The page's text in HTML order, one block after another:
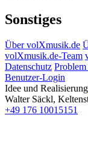
Sonstiges
Über volXmusik.de
volXmusik.de-Team
Datenschutz Problem
Benutzer-Login
Idee und
Walter Säckl,
+49 176 10015151